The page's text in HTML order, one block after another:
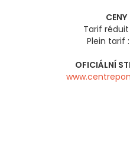
CENY
Tarif réduit
Plein tarif
OFICIÁLNÍ